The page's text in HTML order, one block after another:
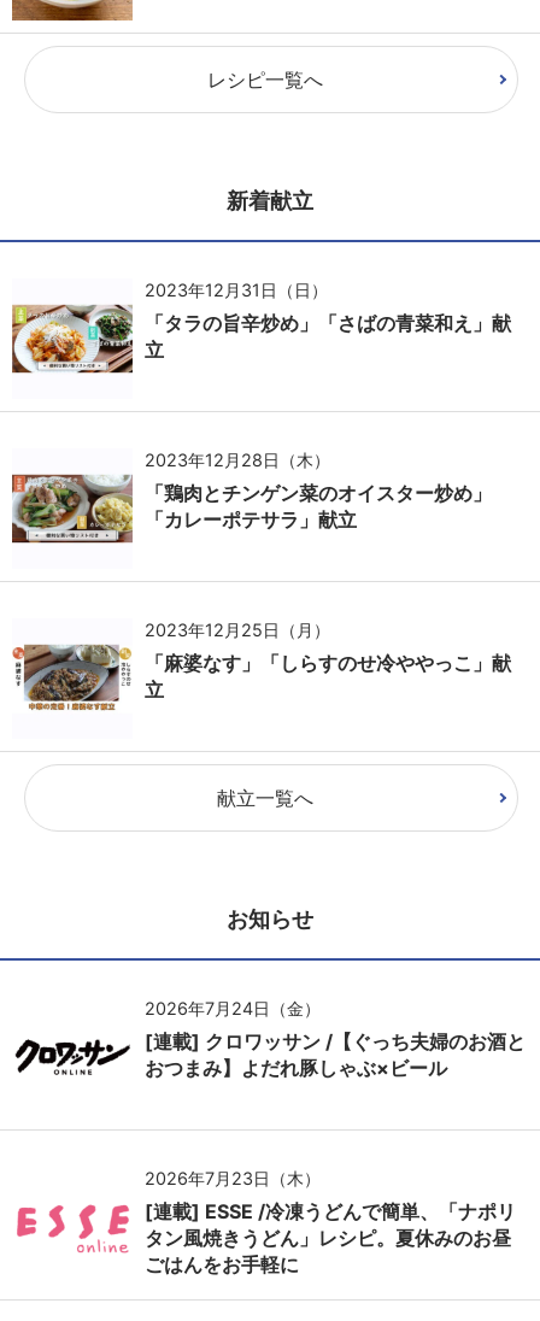
レシピ一覧へ
新着献立
2023年12月31日（日）
「タラの旨辛炒め」「さばの青菜和え」献
立
2023年12月28日（木）
「鶏肉とチンゲン菜のオイスター炒め」
「カレーポテサラ」献立
2023年12月25日（月）
「麻婆なす」「しらすのせ冷ややっこ」献
立
献立一覧へ
お知らせ
2026年7月24日（金）
[連載] クロワッサン /【ぐっち夫婦のお酒と
おつまみ】よだれ豚しゃぶ×ビール
2026年7月23日（木）
[連載] ESSE /冷凍うどんで簡単、「ナポリ
タン風焼きうどん」レシピ。夏休みのお昼
ごはんをお手軽に